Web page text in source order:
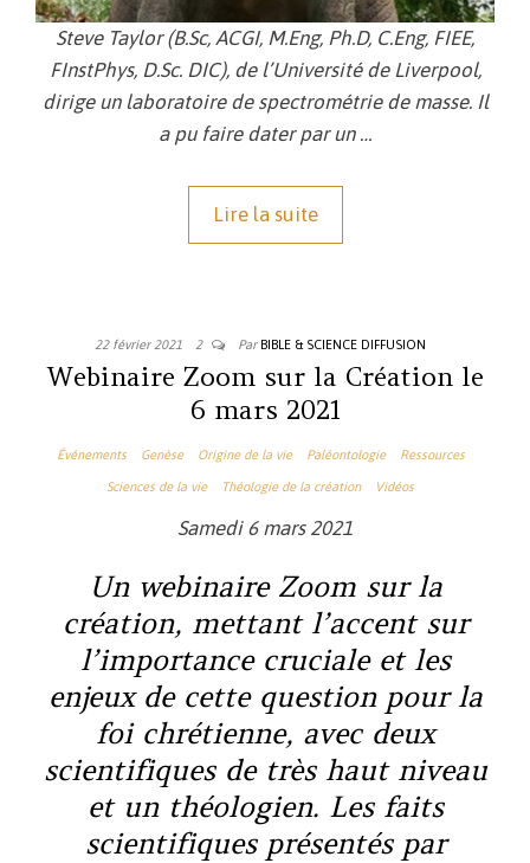
Steve Taylor (B.Sc, ACGI, M.Eng, Ph.D, C.Eng, FIEE,
FInstPhys, D.Sc. DIC), de l’Université de Liverpool,
dirige un laboratoire de spectrométrie de masse. Il
a pu faire dater par un …
Lire la suite
22 février 2021 2 Par BIBLE & SCIENCE DIFFUSION
Webinaire Zoom sur la Création le
6 mars 2021
Événements Genèse Origine de la vie Paléontologie Ressources
Sciences de la vie Théologie de la création Vidéos
Samedi 6 mars 2021
Un webinaire Zoom sur la
création, mettant l’accent sur
l’importance cruciale et les
enjeux de cette question pour la
foi chrétienne, avec deux
scientifiques de très haut niveau
et un théologien. Les faits
scientifiques présentés par